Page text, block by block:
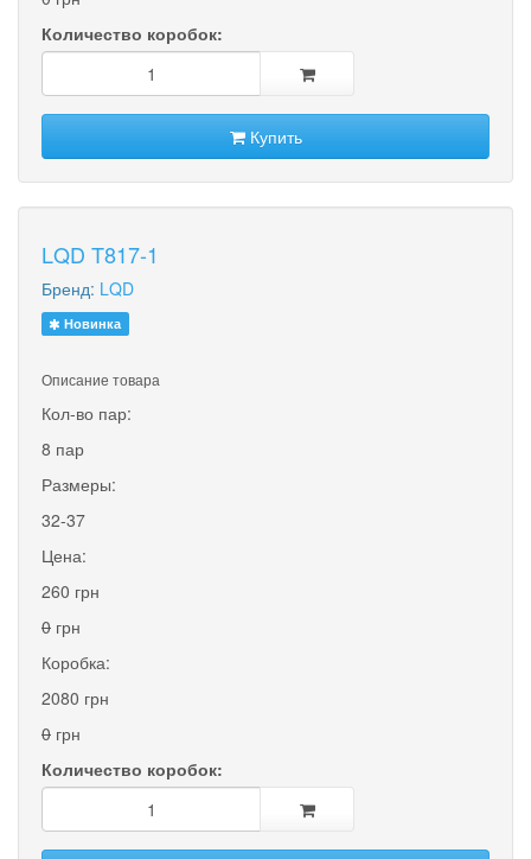
Количество коробок:
Купить
LQD T817-1
Бренд: LQD
Новинка
Описание товара
Кол-во пар:
8 пар
Размеры:
32-37
Цена:
260 грн
0 грн
Коробка:
2080 грн
0 грн
Количество коробок: